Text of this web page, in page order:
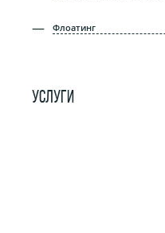
УСЛУГИ
Флоатинг